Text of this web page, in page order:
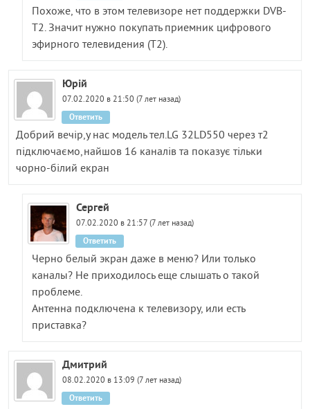
Похоже, что в этом телевизоре нет поддержки DVB-
T2. Значит нужно покупать приемник цифрового
эфирного телевидения (T2).
Юрій
07.02.2020 в 21:50 (7 лет назад)
Добрий вечір,у нас модель тел.LG 32LD550 через т2
підключаємо,найшов 16 каналів та показує тільки
чорно-білий екран
Ответить
Сергей
07.02.2020 в 21:57 (7 лет назад)
Черно белый экран даже в меню? Или только
каналы? Не приходилось еще слышать о такой
проблеме.
Антенна подключена к телевизору, или есть
приставка?
Ответить
Дмитрий
08.02.2020 в 13:09 (7 лет назад)
Ответить